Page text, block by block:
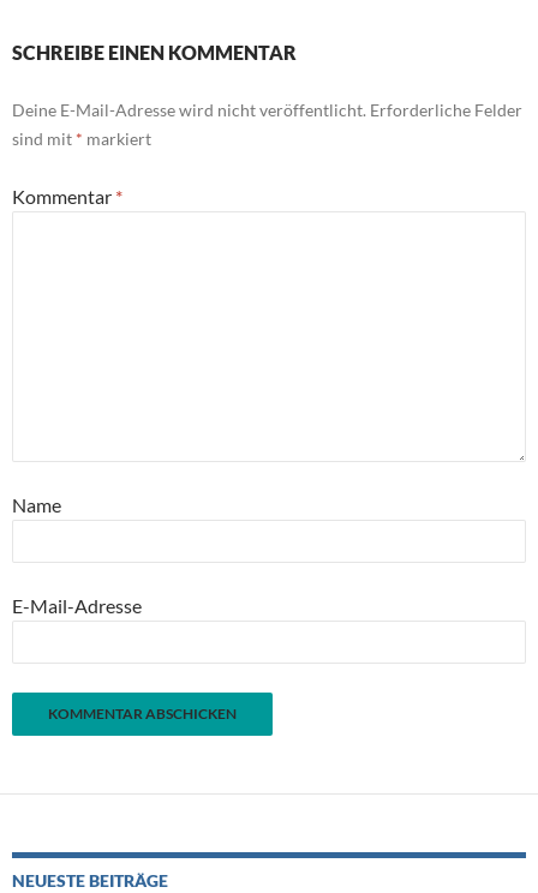
SCHREIBE EINEN KOMMENTAR
Deine E-Mail-Adresse wird nicht veröffentlicht. Erforderliche Felder
sind mit * markiert
Kommentar *
Name
E-Mail-Adresse
NEUESTE BEITRÄGE